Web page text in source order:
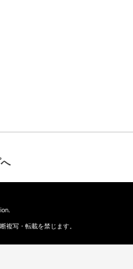
複写・転載を禁じます。